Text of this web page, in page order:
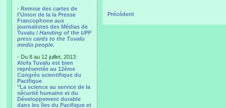
- Remise des cartes de
l'Union de la la Presse
Francophone aux
journalistes des Médias de
Tuvalu / Handing of the UPF
press cards to the Tuvalu
media people.
- Du 8 au 12 juillet, 2013:
Alofa Tuvalu est bien
représentée au 12ème
Congrès scientifique du
Pacifique
"La science au service de la
sécurité humaine et du
Développement durable
dans les îles du Pacifique et
Précédent